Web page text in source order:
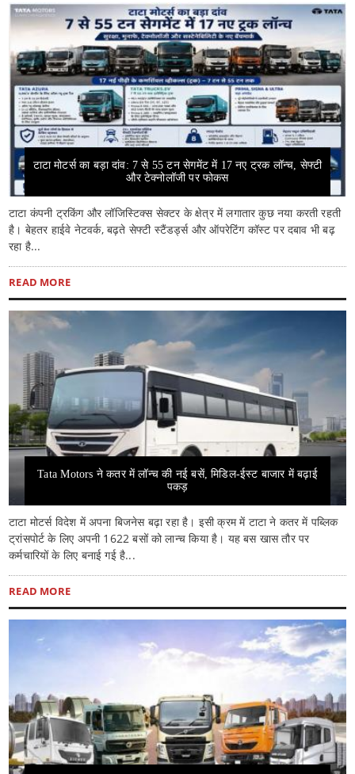
टाटा मोटर्स का बड़ा दांव: 7 से 55 टन सेगमेंट में 17 नए ट्रक लॉन्च, सेफ्टी
और टेक्नोलॉजी पर फोकस
टाटा कंपनी ट्रकिंग और लॉजिस्टिक्स सेक्टर के क्षेत्र में लगातार कुछ नया करती रहती
है। बेहतर हाईवे नेटवर्क, बढ़ते सेफ्टी स्टैंडर्ड्स और ऑपरेटिंग कॉस्ट पर दबाव भी बढ़
रहा है...
READ MORE
Tata Motors ने कतर में लॉन्च की नई बसें, मिडिल-ईस्ट बाजार में बढ़ाई
पकड़
टाटा मोटर्स विदेश में अपना बिजनेस बढ़ा रहा है। इसी क्रम में टाटा ने कतर में पब्लिक
ट्रांसपोर्ट के लिए अपनी 1622 बसों को लान्च किया है। यह बस खास तौर पर
कर्मचारियों के लिए बनाई गई है...
READ MORE